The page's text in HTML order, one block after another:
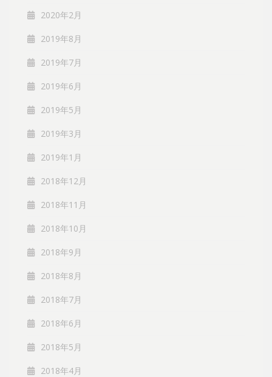
2020年2月
2019年8月
2019年7月
2019年6月
2019年5月
2019年3月
2019年1月
2018年12月
2018年11月
2018年10月
2018年9月
2018年8月
2018年7月
2018年6月
2018年5月
2018年4月